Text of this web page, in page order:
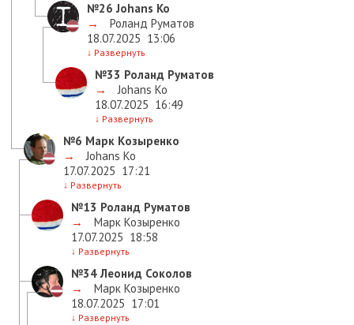
№26 Johans Ko
→
Роланд Руматов
18.07.2025 13:06
↓ Развернуть
№33 Роланд Руматов
→
Johans Ko
18.07.2025 16:49
↓ Развернуть
№6 Марк Козыренко
→
Johans Ko
17.07.2025 17:21
↓ Развернуть
№13 Роланд Руматов
→
Марк Козыренко
17.07.2025 18:58
↓ Развернуть
№34Леонид Соколов
→
Марк Козыренко
18.07.2025 17:01
↓ Развернуть